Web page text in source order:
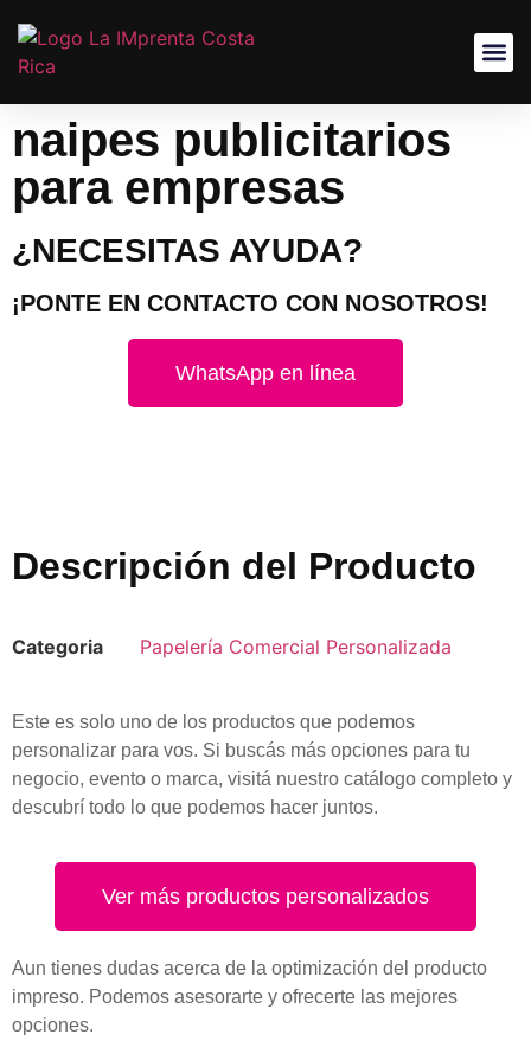
naipes publicitarios
para empresas
¿NECESITAS AYUDA?
¡PONTE EN CONTACTO CON NOSOTROS!
WhatsApp en línea
Descripción del Producto
Categoria Papelería Comercial Personalizada
Aun tienes dudas acerca de la optimización del producto
impreso. Podemos asesorarte y ofrecerte las mejores
opciones.
Este es solo uno de los productos que podemos
personalizar para vos. Si buscás más opciones para tu
negocio, evento o marca, visitá nuestro catálogo completo y
descubrí todo lo que podemos hacer juntos.
Ver más productos personalizados